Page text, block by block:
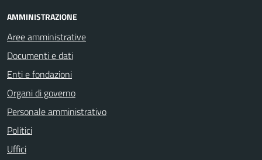
AMMINISTRAZIONE
Aree amministrative
Documenti e dati
Enti e fondazioni
Organi di governo
Personale amministrativo
Politici
Uffici